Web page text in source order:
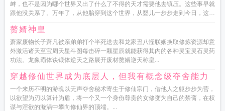
衅，也不是因为哪个世界又出了什么了不得的天才需要他去镇压。这些事早就
跟他没关系了。万年了，从他胎穿到这个世界，从婴儿一步步走到今日，这
赘婿神皇
萧家废物长子萧凡被亲弟弟打个半死送去和龙家丑八怪联姻换取修炼资源却意
外激活诸天至宝周天星斗图每击碎一颗星辰就能获得其内的各种灵宝灵石灵药
功法。龙象霸体诀锻体逆天之路展开废材赘婿逆天称皇...
穿越修仙世界成为底层人，但我有概念级夺舍能力
一个来历不明的游魂以无声夺舍秘术寄生于修仙宗门，借他人之躯步步为营，
以欲望为刃以算计为盾，将一个又一个身份尊贵的女修变为自己的禁脔，在权
谋与淫欲的漩涡中攀向修仙界的顶端。...